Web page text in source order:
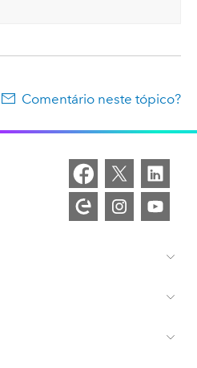
Comentário neste tópico?